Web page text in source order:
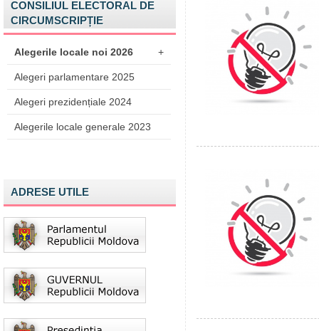
CONSILIUL ELECTORAL DE
CIRCUMSCRIPȚIE
Alegerile locale noi 2026 +
Alegeri parlamentare 2025
Alegeri prezidențiale 2024
Alegerile locale generale 2023
ADRESE UTILE